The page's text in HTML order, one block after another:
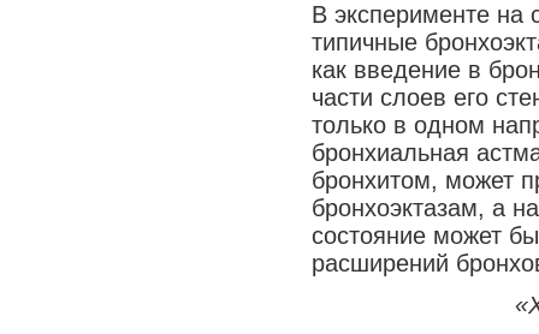
В эксперименте на
типичные
как введение в
части слоев его
только в одном
бронхиальная
бронхитом, может
бронхоэктазам, а
состояние может
расширений